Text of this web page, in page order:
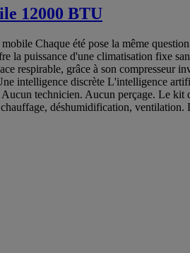
12000 BTU
Chaque été pose la même
la puissance d'une climatisation fixe
respirable, grâce à son
intelligence discrète L'intelligence
technicien. Aucun perçage. Le
déshumidification, ventilation.